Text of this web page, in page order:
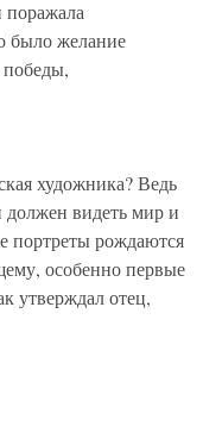
поражала
было желание
победы,
художника? Ведь
видеть мир и
портреты рождаются
особенно первые
утверждал отец,